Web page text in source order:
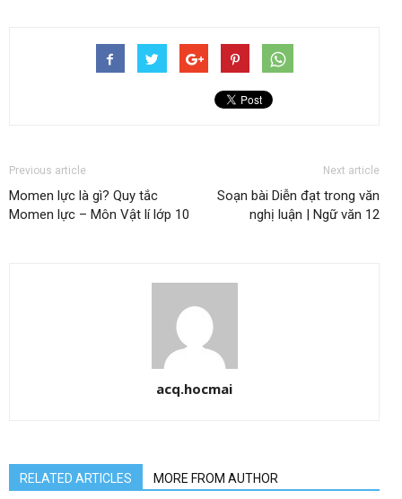
Previous article
Momen lực là gì? Quy tắc
Momen lực – Môn Vật lí lớp 10
Next article
Soạn bài Diễn đạt trong văn
nghị luận | Ngữ văn 12
acq.hocmai
RELATED ARTICLES MORE FROM AUTHOR